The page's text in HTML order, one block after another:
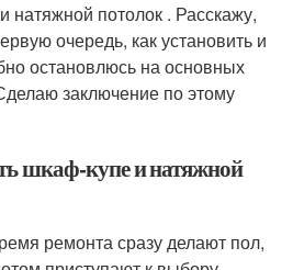
потолок . Расскажу,
очередь, как установить и
остановлюсь на основных
заключение по этому
шкаф-купе и натяжной
ремонта сразу делают пол,